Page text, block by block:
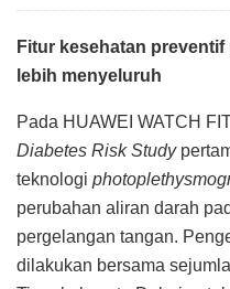
Fitur kesehatan
lebih menyeluruh
Pada HUAWEI WATCH
Diabetes Risk Study
teknologi
perubahan aliran darah
pergelangan tangan.
dilakukan bersama